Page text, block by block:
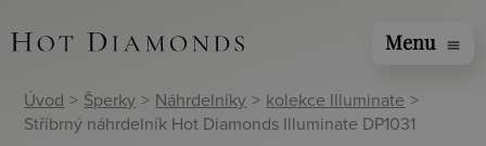
Menu menu
Úvod > Šperky > Náhrdelníky > kolekce Illuminate >
Stříbrný náhrdelník Hot Diamonds Illuminate DP1031